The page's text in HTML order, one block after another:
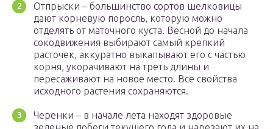
Отпрыски – большинство сортов шелковицы
дают корневую поросль, которую можно
отделять от маточного куста. Весной до начала
сокодвижения выбирают самый крепкий
расточек, аккуратно выкапывают его с частью
корня, укорачивают на треть длины и
пересаживают на новое место. Все свойства
исходного растения сохраняются.
Черенки – в начале лета находят здоровые